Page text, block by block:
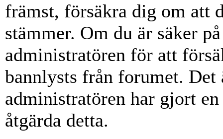
främst, försäkra dig om att
stämmer. Om du är säker
administratören för att
bannlysts från forumet.
administratören har gjort
åtgärda detta.